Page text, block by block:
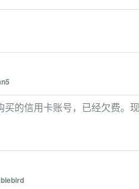
的信用卡账号，已经欠费。